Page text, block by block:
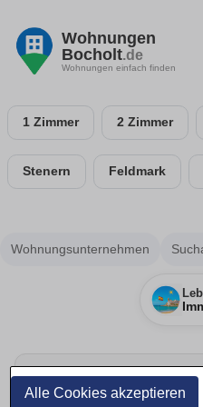
Alle Cookies akzeptieren
Wohnungen
Bocholt.de
Wohnungen einfach finden
1 Zimmer 2 Zimmer
Stenern Feldmark
Wohnungsunternehmen
Umzug rechtzeitig